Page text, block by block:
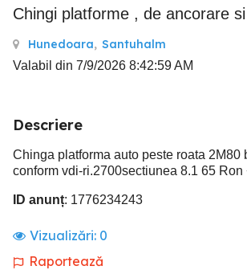
Chingi platforme , de ancorare
Hunedoara, Santuhalm
Valabil din 7/9/2026 8:42:59 AM
Descriere
Chinga platforma auto peste roata 2M80
conform vdi-ri.2700sectiunea 8.1 65 Ron
ID anunț: 1776234243
Vizualizări: 0
Raportează